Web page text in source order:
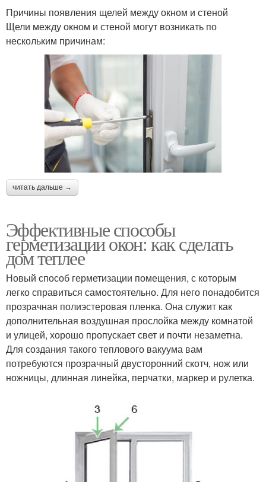
Причины появления щелей между окном и стеной
Щели между окном и стеной могут возникать по
нескольким причинам:
читать дальше →
Эффективные способы
герметизации окон: как сделать
дом теплее
Новый способ герметизации помещения, с которым
легко справиться самостоятельно. Для него понадобится
прозрачная полиэстеровая пленка. Она служит как
дополнительная воздушная прослойка между комнатой
и улицей, хорошо пропускает свет и почти незаметна.
Для создания такого теплового вакуума вам
потребуются прозрачный двусторонний скотч, нож или
ножницы, длинная линейка, перчатки, маркер и рулетка.